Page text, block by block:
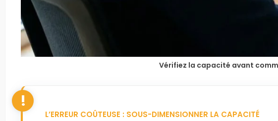
Vérifiez la capacité avant
L’ERREUR COÛTEUSE : SOUS-DIMENSIONNER LA CAPACITÉ